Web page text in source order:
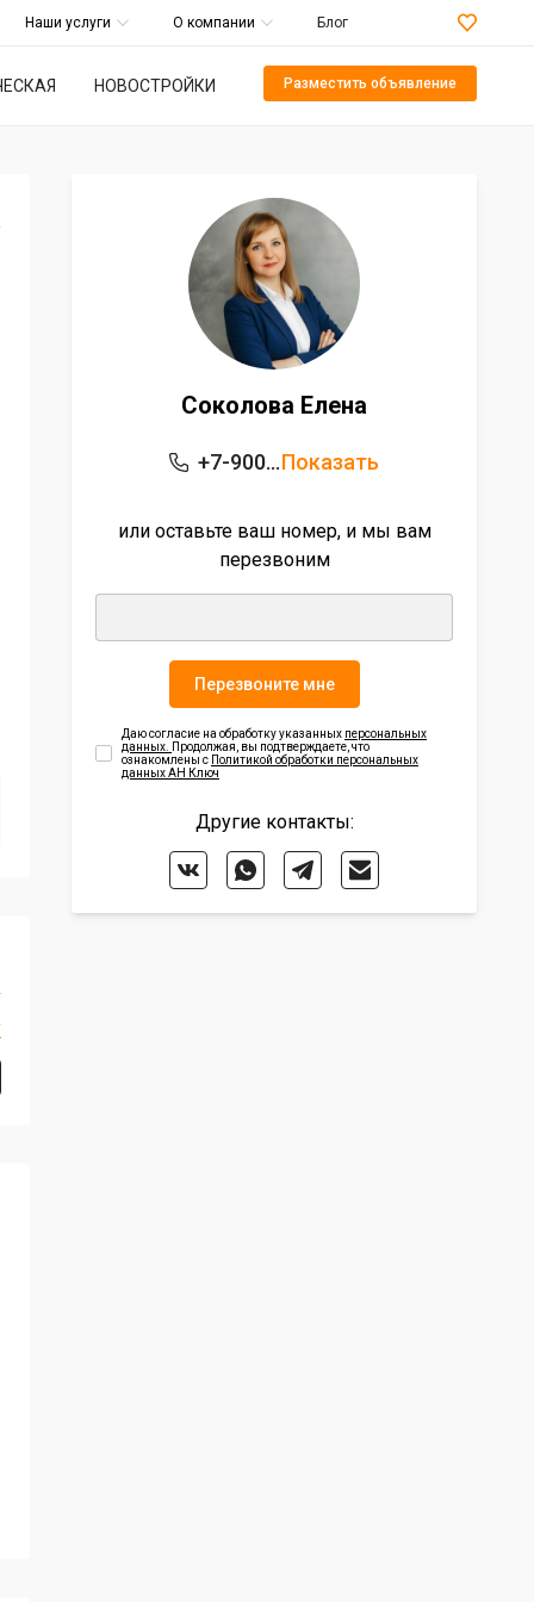
Наши услуги О компании Блог
НОВОСТРОЙКИ Разместить объявление
Соколова Елена
+7-900-536-55-22Показать
или оставьте ваш номер, и мы вам
перезвоним
Перезвоните мне
Даю согласие на обработку указанных персональных
данных.
Продолжая, вы подтверждаете, что
ознакомлены с Политикой обработки персональных
данных АН Ключ
Другие контакты: